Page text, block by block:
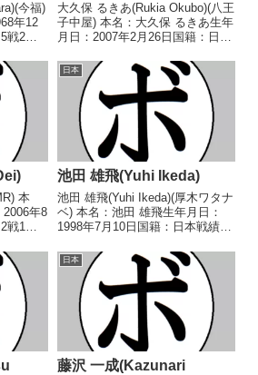
今福)
年12
戦2勝
大久保 るきあ(Rukia Okubo)(八王
子中屋) 本名：大久保 るきあ生年
月日：2007年2月26日国籍：日本
得タイトル】なし 【戦歴】
2024/06/03 ○3RKO 神田 大地
(輪島功一S)2...
本
年8
1勝1
下川
判定
日本
池田 雄飛(Yuhi Ikeda)
池田 雄飛(Yuhi Ikeda)(厚木ワタナ
ベ) 本名：池田 雄飛生年月日：
1998年7月10日国籍：日本戦績：
し 【戦歴】2021/03/18
●3RTKO ロイ 柄本(E&Jカシア
ス) 【補足情報】・愛知県...
日本
藤沢 一成(Kazunari